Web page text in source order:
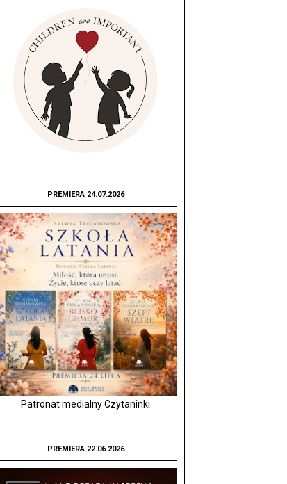
PREMIERA 24.07.2026
Patronat medialny Czytaninki
PREMIERA 22.06.2026